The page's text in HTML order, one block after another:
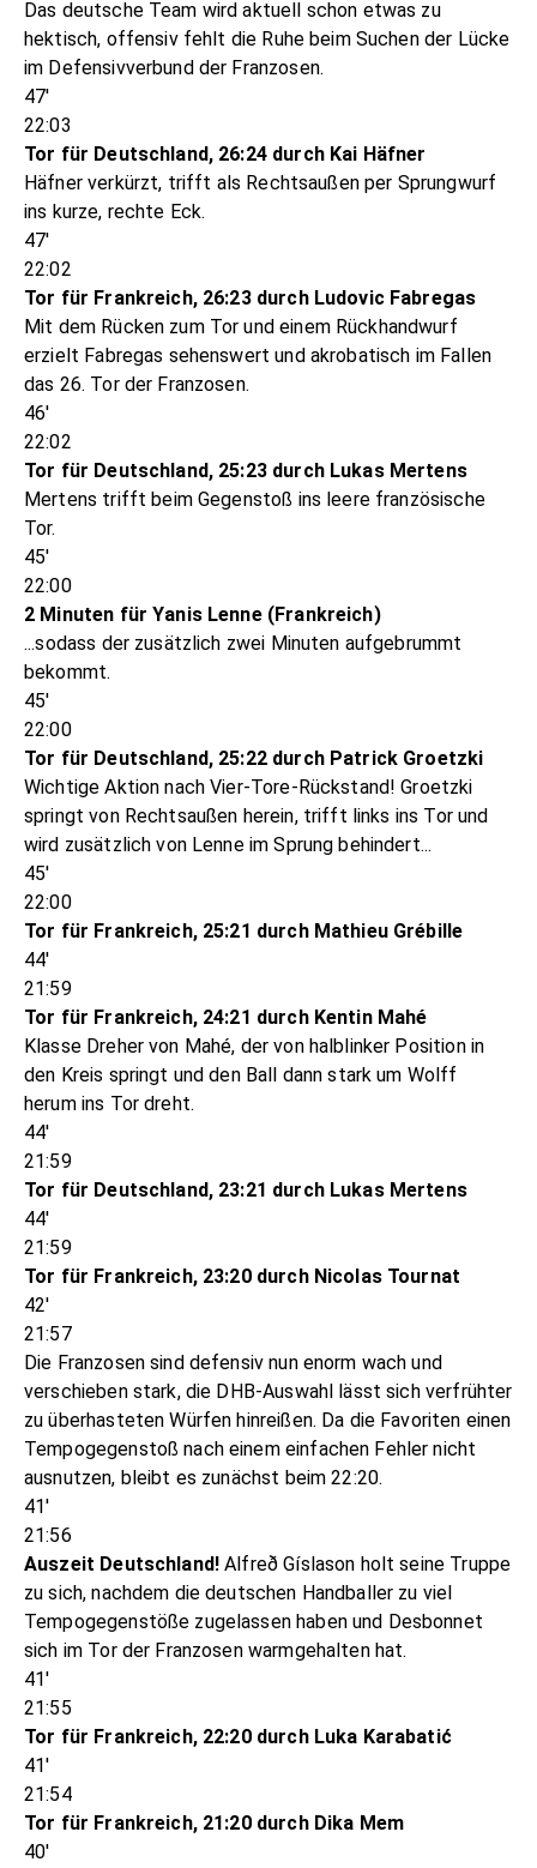
Das deutsche Team wird aktuell schon etwas zu
hektisch, offensiv fehlt die Ruhe beim Suchen der Lücke
im Defensivverbund der Franzosen.
47'
22:03
Tor für Deutschland, 26:24 durch Kai Häfner
Häfner verkürzt, trifft als Rechtsaußen per Sprungwurf
ins kurze, rechte Eck.
47'
22:02
Tor für Frankreich, 26:23 durch Ludovic Fabregas
Mit dem Rücken zum Tor und einem Rückhandwurf
erzielt Fabregas sehenswert und akrobatisch im Fallen
das 26. Tor der Franzosen.
46'
22:02
Tor für Deutschland, 25:23 durch Lukas Mertens
Mertens trifft beim Gegenstoß ins leere französische
Tor.
45'
22:00
2 Minuten für Yanis Lenne (Frankreich)
...sodass der zusätzlich zwei Minuten aufgebrummt
bekommt.
45'
22:00
Tor für Deutschland, 25:22 durch Patrick Groetzki
Wichtige Aktion nach Vier-Tore-Rückstand! Groetzki
springt von Rechtsaußen herein, trifft links ins Tor und
wird zusätzlich von Lenne im Sprung behindert...
45'
22:00
Tor für Frankreich, 25:21 durch Mathieu Grébille
44'
21:59
Tor für Frankreich, 24:21 durch Kentin Mahé
Klasse Dreher von Mahé, der von halblinker Position in
den Kreis springt und den Ball dann stark um Wolff
herum ins Tor dreht.
44'
21:59
Tor für Deutschland, 23:21 durch Lukas Mertens
44'
21:59
Tor für Frankreich, 23:20 durch Nicolas Tournat
42'
21:57
Die Franzosen sind defensiv nun enorm wach und
verschieben stark, die DHB-Auswahl lässt sich verfrühter
zu überhasteten Würfen hinreißen. Da die Favoriten einen
Tempogegenstoß nach einem einfachen Fehler nicht
ausnutzen, bleibt es zunächst beim 22:20.
41'
21:56
Auszeit Deutschland! Alfreð Gíslason holt seine Truppe
zu sich, nachdem die deutschen Handballer zu viel
Tempogegenstöße zugelassen haben und Desbonnet
sich im Tor der Franzosen warmgehalten hat.
41'
21:55
Tor für Frankreich, 22:20 durch Luka Karabatić
41'
21:54
Tor für Frankreich, 21:20 durch Dika Mem
40'